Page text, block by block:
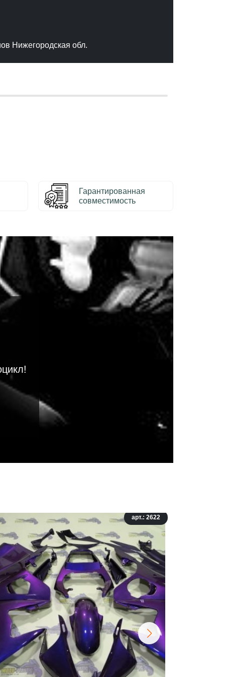
Нижегородская обл.
Гарантированная
совместимость
арт.: 2622